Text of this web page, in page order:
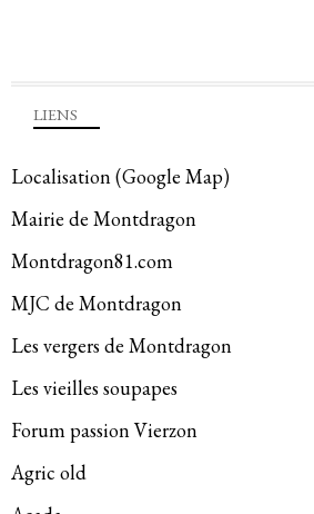
LIENS
Localisation (Google Map)
Mairie de Montdragon
Montdragon81.com
MJC de Montdragon
Les vergers de Montdragon
Les vieilles soupapes
Forum passion Vierzon
Agric old